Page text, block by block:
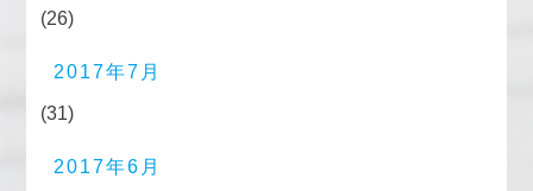
(26)
2017年7月
(31)
2017年6月